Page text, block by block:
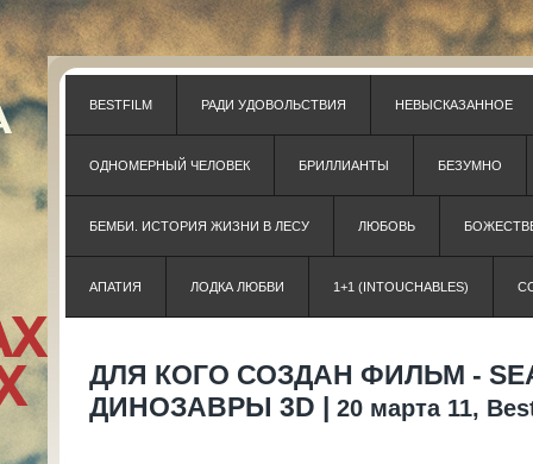
BESTFILM РАДИ УДОВОЛЬСТВИЯ НЕВЫСКАЗАННОЕ
ОДНОМЕРНЫЙ ЧЕЛОВЕК БРИЛЛИАНТЫ БЕЗУМНО
БЕМБИ. ИСТОРИЯ ЖИЗНИ В ЛЕСУ ЛЮБОВЬ
АПАТИЯ ЛОДКА ЛЮБВИ 1+1 (INTOUCHABLES)
ДЛЯ КОГО СОЗДАН ФИЛЬМ -
ДИНОЗАВРЫ 3D | 20 марта 11,